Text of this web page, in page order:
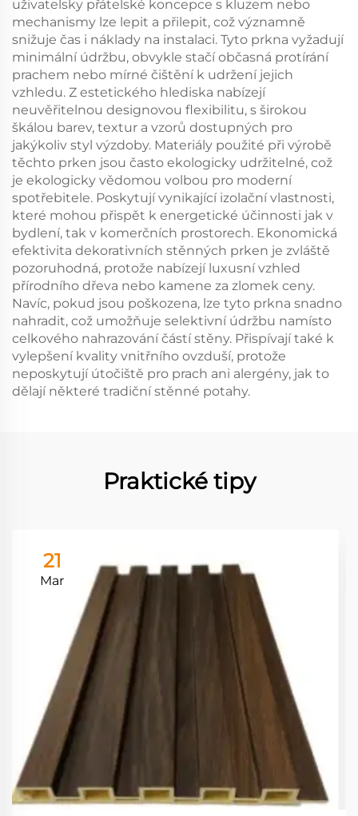
uživatelsky přátelské koncepce s kluzem nebo
mechanismy lze lepit a přilepit, což významně
snižuje čas i náklady na instalaci. Tyto prkna vyžadují
minimální údržbu, obvykle stačí občasná protírání
prachem nebo mírné čištění k udržení jejich
vzhledu. Z estetického hlediska nabízejí
neuvěřitelnou designovou flexibilitu, s širokou
škálou barev, textur a vzorů dostupných pro
jakýkoliv styl výzdoby. Materiály použité při výrobě
těchto prken jsou často ekologicky udržitelné, což
je ekologicky vědomou volbou pro moderní
spotřebitele. Poskytují vynikající izolační vlastnosti,
které mohou přispět k energetické účinnosti jak v
bydlení, tak v komerčních prostorech. Ekonomická
efektivita dekorativních stěnných prken je zvláště
pozoruhodná, protože nabízejí luxusní vzhled
přírodního dřeva nebo kamene za zlomek ceny.
Navíc, pokud jsou poškozena, lze tyto prkna snadno
nahradit, což umožňuje selektivní údržbu namísto
celkového nahrazování částí stěny. Přispívají také k
vylepšení kvality vnitřního ovzduší, protože
neposkytují útočiště pro prach ani alergény, jak to
dělají některé tradiční stěnné potahy.
Praktické tipy
21
Mar